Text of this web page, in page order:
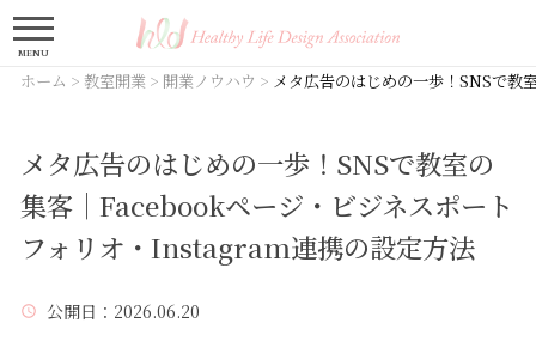
MENU
ホーム > 教室開業 > 開業ノウハウ > メタ広告のはじめの一歩！SNSで
メタ広告のはじめの一歩！SNSで教室の
集客｜Facebookページ・ビジネスポート
フォリオ・Instagram連携の設定方法
公開日 ：2026.06.20